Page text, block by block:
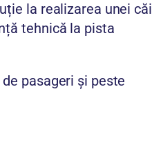
la realizarea unei căi
tehnică la pista
pasageri și peste